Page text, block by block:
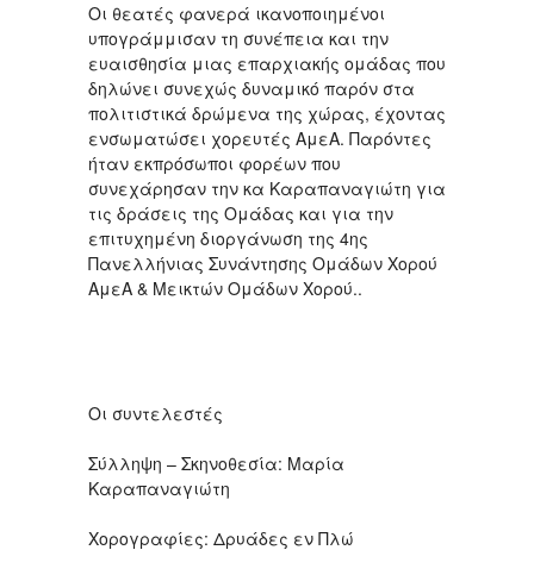
Οι θεατές φανερά ικανοποιημένοι
υπογράμμισαν τη συνέπεια και την
ευαισθησία μιας επαρχιακής ομάδας που
δηλώνει συνεχώς δυναμικό παρόν στα
πολιτιστικά δρώμενα της χώρας, έχοντας
ενσωματώσει χορευτές ΑμεΑ. Παρόντες
ήταν εκπρόσωποι φορέων που
συνεχάρησαν την κα Καραπαναγιώτη για
τις δράσεις της Ομάδας και για την
επιτυχημένη διοργάνωση της 4ης
Πανελλήνιας Συνάντησης Ομάδων Χορού
ΑμεΑ & Μεικτών Ομάδων Χορού..
Οι συντελεστές
Σύλληψη – Σκηνοθεσία: Μαρία
Καραπαναγιώτη
Χορογραφίες: Δρυάδες εν Πλώ